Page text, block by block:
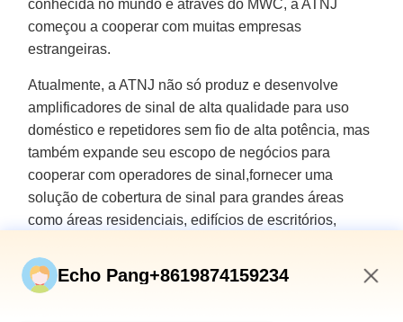
conhecida no mundo e através do MWC, a ATNJ
começou a cooperar com muitas empresas
estrangeiras.
Atualmente, a ATNJ não só produz e desenvolve
amplificadores de sinal de alta qualidade para uso
doméstico e repetidores sem fio de alta potência, mas
também expande seu escopo de negócios para
cooperar com operadores de sinal,fornecer uma
solução de cobertura de sinal para grandes áreas
como áreas residenciais, edifícios de escritórios,
rurais.
Echo Pang+8619874159234